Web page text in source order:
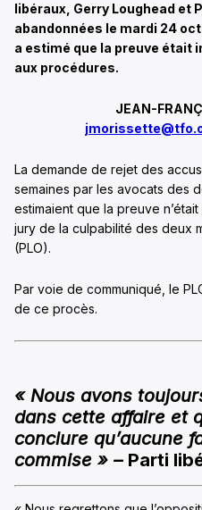
libéraux, Gerry Loughead et
abandonnées le mardi 24
a estimé que la preuve était
aux procédures.
JEAN-
La demande de rejet des
semaines par les avocats des
estimaient que la preuve
jury de la culpabilité des deux
(PLO).
Par voie de communiqué, le
de ce procès.
« Nous avons
dans cette affaire et
conclure qu’aucune
commise » – Parti